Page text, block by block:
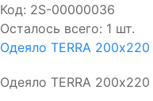
Код: 2S-00000036
Осталось всего: 1 шт.
Одеяло TERRA
Одеяло TERRA